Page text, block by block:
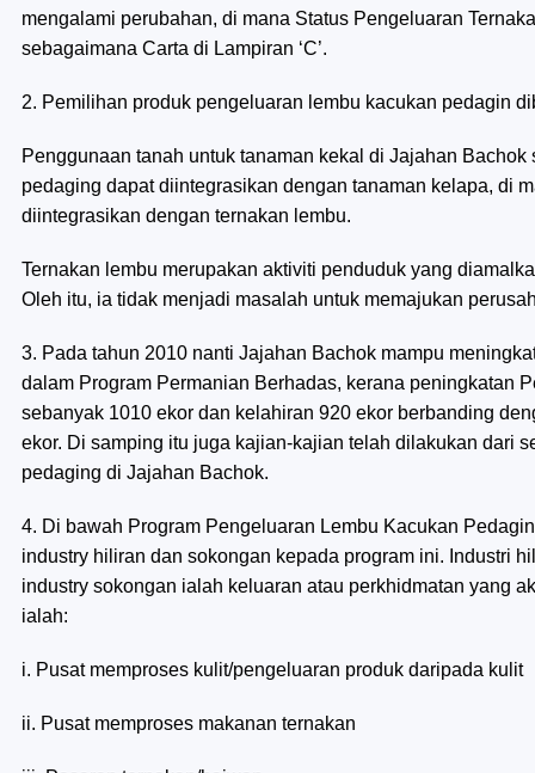
mengalami perubahan, di mana Status Pengeluaran
sebagaimana Carta di Lampiran ‘C’.
2. Pemilihan produk pengeluaran lembu kacukan pedagin
Penggunaan tanah untuk tanaman kekal di Jajahan
pedaging dapat diintegrasikan dengan tanaman kelapa, di
diintegrasikan dengan ternakan lembu.
Ternakan lembu merupakan aktiviti penduduk yang
Oleh itu, ia tidak menjadi masalah untuk memajukan
3. Pada tahun 2010 nanti Jajahan Bachok mampu
dalam Program Permanian Berhadas, kerana peningkatan
sebanyak 1010 ekor dan kelahiran 920 ekor berbanding
ekor. Di samping itu juga kajian-kajian telah dilakukan dari
pedaging di Jajahan Bachok.
4. Di bawah Program Pengeluaran Lembu Kacukan
industry hiliran dan sokongan kepada program ini. Industri
industry sokongan ialah keluaran atau perkhidmatan yang
ialah:
i. Pusat memproses kulit/pengeluaran produk daripada kulit
ii. Pusat memproses makanan ternakan